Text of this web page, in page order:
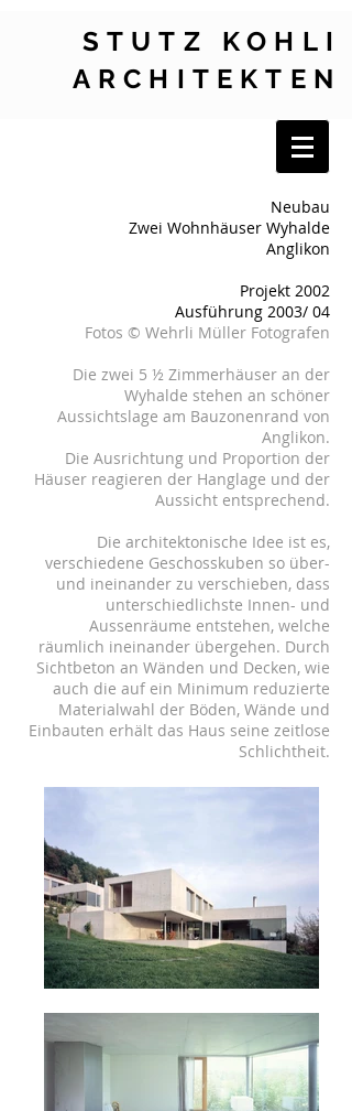
STUTZ KOHLI
ARCHITEKTEN
Neubau
Zwei Wohnhäuser Wyhalde
Anglikon
Projekt 2002
Ausführung 2003/ 04
Fotos © Wehrli Müller Fotografen
Die zwei 5 ½ Zimmerhäuser an der
Wyhalde stehen an schöner
Aussichtslage am Bauzonenrand von
Anglikon.
Die Ausrichtung und Proportion der
Häuser reagieren der Hanglage und der
Aussicht entsprechend.
Die architektonische Idee ist es,
verschiedene Geschosskuben so über-
und ineinander zu verschieben, dass
unterschiedlichste Innen- und
Aussenräume entstehen, welche
räumlich ineinander übergehen. Durch
Sichtbeton an Wänden und Decken, wie
auch die auf ein Minimum reduzierte
Materialwahl der Böden, Wände und
Einbauten erhält das Haus seine zeitlose
Schlichtheit.